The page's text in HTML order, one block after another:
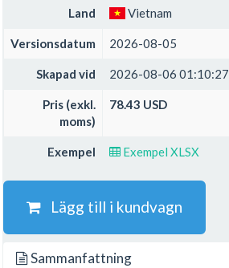
Land Vietnam
Versionsdatum 2026-08-05
Skapad vid 2026-08-06 01:10:27
Pris (exkl.
moms)
78.43 USD
Exempel Exempel XLSX
Lägg till i kundvagn
Sammanfattning